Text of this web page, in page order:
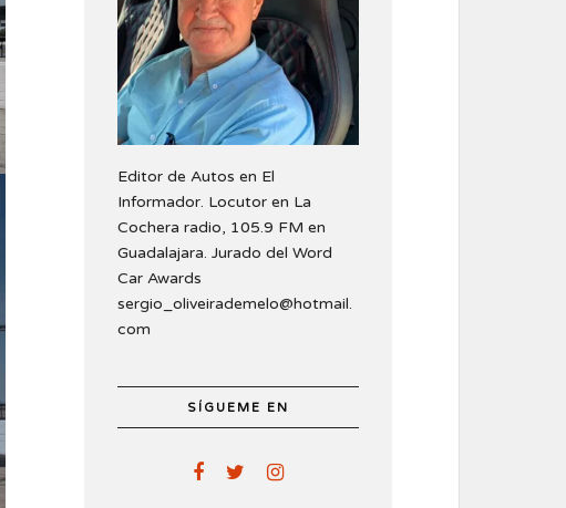
Editor de Autos en El
Informador. Locutor en La
Cochera radio, 105.9 FM en
Guadalajara. Jurado del Word
Car Awards
sergio_oliveirademelo@hotmail.
com
SÍGUEME EN